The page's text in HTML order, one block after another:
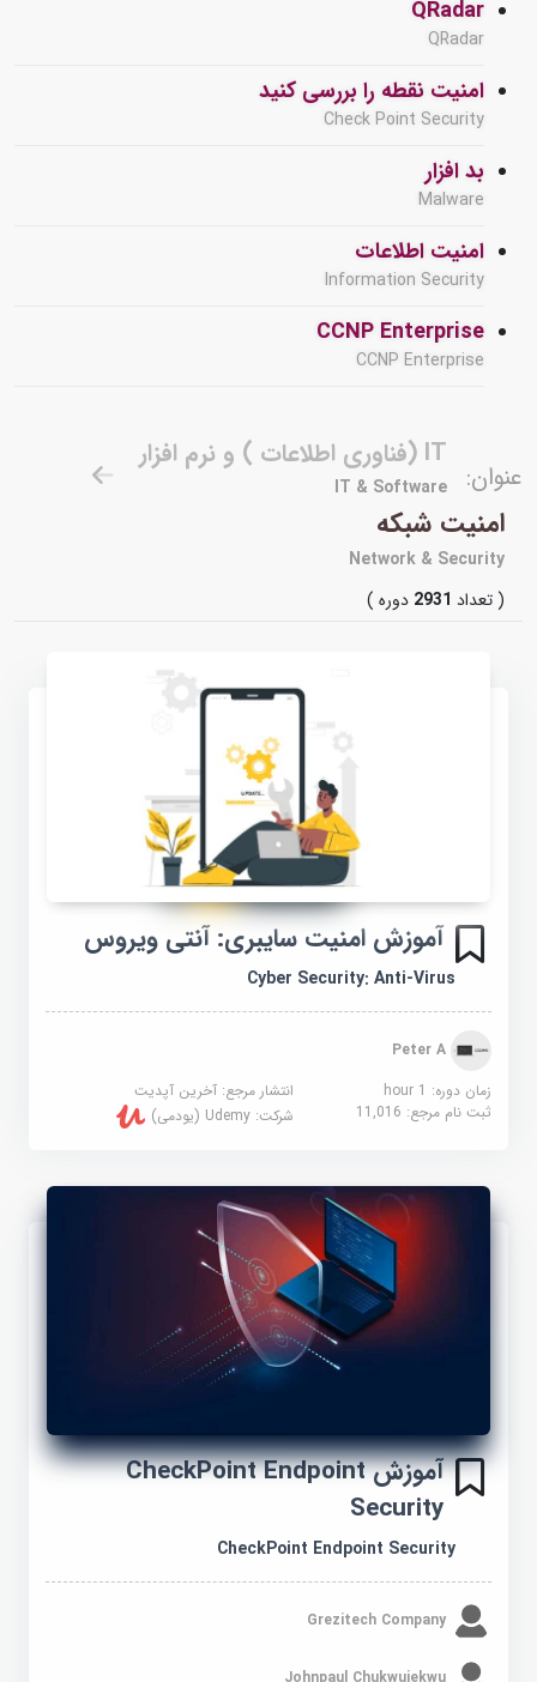
QRadar
QRadar
امنیت نقطه را بررسی کنید
Check Point Security
بد افزار
Malware
امنیت اطلاعات
Information Security
CCNP Enterprise
CCNP Enterprise
عنوان:
IT (فناوری اطلاعات ) و نرم افزار
IT & Software
امنیت شبکه
Network & Security
( تعداد2931دوره )
آموزش امنیت سایبری: آنتی ویروس
Cyber Security: Anti-Virus
Peter A
زمان دوره: 1 hour
انتشار مرجع:آخرین آپدیت
ثبت نام مرجع:11,016 شرکت:Udemy (یودمی)
آموزش CheckPoint Endpoint
Security
CheckPoint Endpoint Security
Grezitech Company
Johnpaul Chukwujekwu